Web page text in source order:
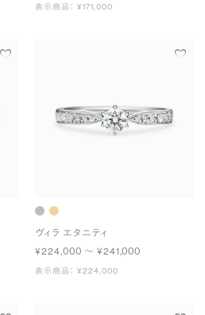
表示商品： ¥171,000
ヴィラ エタニティ
¥224,000 〜 ¥241,000
表示商品： ¥224,000